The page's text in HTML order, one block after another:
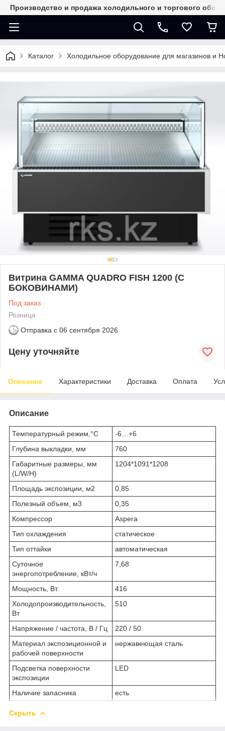
Производство и продажа холодильного и торгового
Каталог Холодильное оборудование для магазинов и
Витрина GAMMA QUADRO FISH 1200 (С
БОКОВИНАМИ)
Под заказ
Розница
Отправка с 06 сентября 2026
Цену уточняйте
Описание Характеристики Доставка Оплата
Описание
Температурный режим,°C
-6…+6
Глубина выкладки, мм
760
Габаритные размеры, мм
(L/W/H)
1204*1091*1208
Площадь экспозиции, м2
0,85
Полезный объем, м3
0,35
Компрессор
Aspera
Тип охлаждения
статическое
Тип оттайки
автоматическая
Суточное
энергопотребление, кВт/ч
7,68
Мощность, Вт
416
Холодопроизводительность,
Вт
510
Напряжение / частота, В / Гц
220 / 50
Материал экспозиционной и
рабочей поверхности
нержавеющая сталь
Подсветка поверхности
экспозиции
LED
Наличие запасника есть
Скрыть